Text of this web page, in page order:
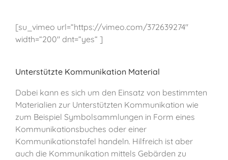
[su_vimeo url=“https://vimeo.com/372639274″
width=“200″ dnt=“yes“ ]
Unterstützte Kommunikation Material
Dabei kann es sich um den Einsatz von bestimmten
Materialien zur Unterstützten Kommunikation wie
zum Beispiel Symbolsammlungen in Form eines
Kommunikationsbuches oder einer
Kommunikationstafel handeln. Hilfreich ist aber
auch die Kommunikation mittels Gebärden zu